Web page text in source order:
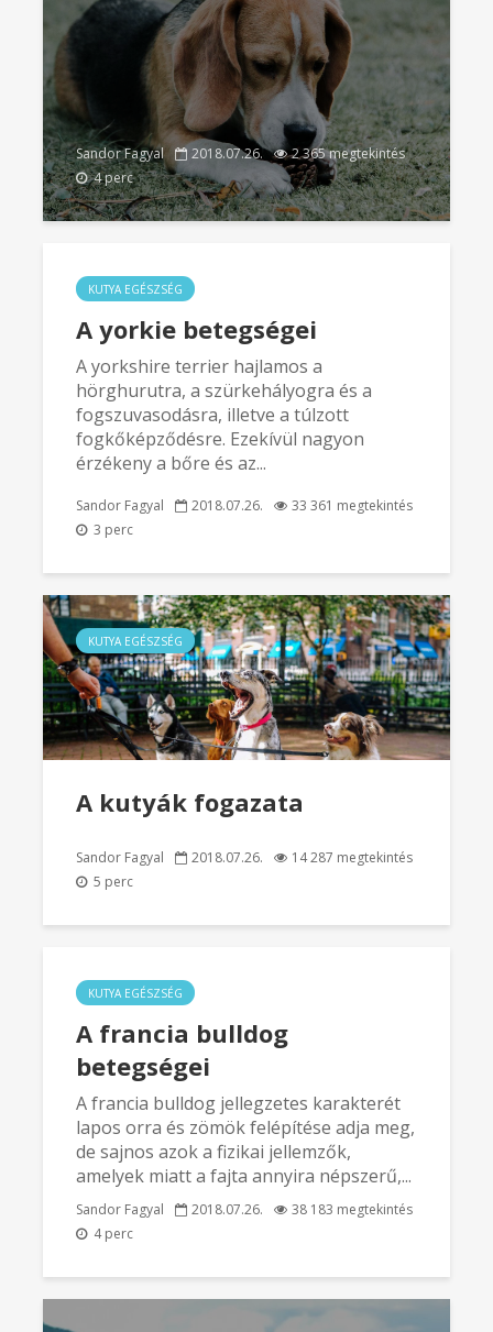
Sandor Fagyal 2018.07.26.
2 365 megtekintés
4 perc
KUTYA EGÉSZSÉG
A yorkie betegségei
A yorkshire terrier hajlamos a
hörghurutra, a szürkehályogra és a
fogszuvasodásra, illetve a túlzott
fogkőképződésre. Ezekívül nagyon
érzékeny a bőre és az...
Sandor Fagyal 2018.07.26.
33 361 megtekintés
3 perc
KUTYA EGÉSZSÉG
A kutyák fogazata
Sandor Fagyal 2018.07.26.
14 287 megtekintés
5 perc
KUTYA EGÉSZSÉG
A francia bulldog
betegségei
​A francia bulldog jellegzetes karakterét
lapos orra és zömök felépítése adja meg,
de sajnos azok a fizikai jellemzők,
amelyek miatt a fajta annyira népszerű,...
Sandor Fagyal 2018.07.26.
38 183 megtekintés
4 perc